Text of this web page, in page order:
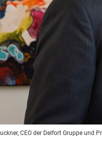
CEO der Delfort Gruppe und